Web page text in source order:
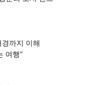
까지 이해
여행”